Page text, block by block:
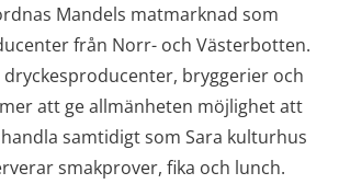
Mandels matmarknad som
från Norr- och Västerbotten.
dryckesproducenter, bryggerier och
att ge allmänheten möjlighet att
samtidigt som Sara kulturhus
smakprover, fika och lunch.